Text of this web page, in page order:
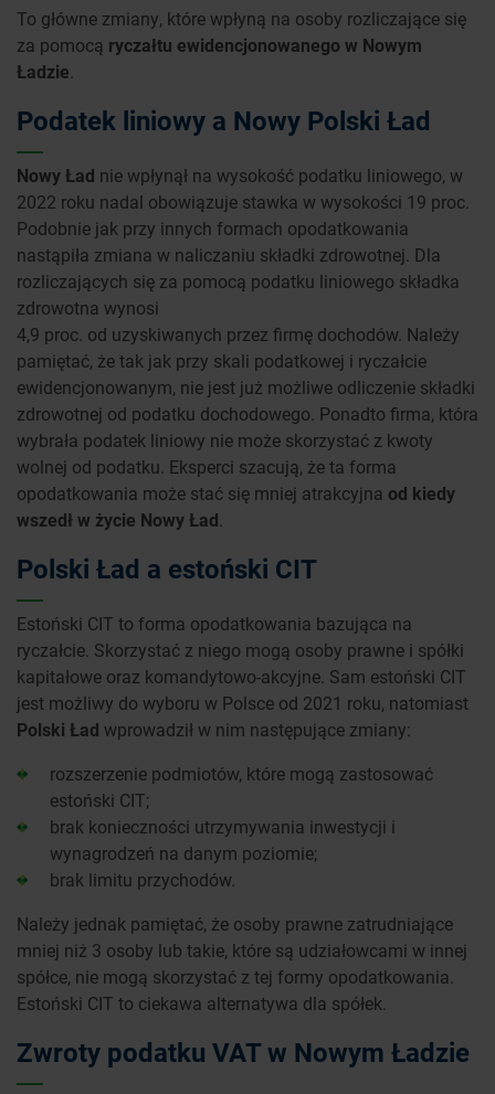
To główne zmiany, które wpłyną na osoby rozliczające się
za pomocą ryczałtu ewidencjonowanego w Nowym
Ładzie.
Podatek liniowy a Nowy Polski Ład
Nowy Ład nie wpłynął na wysokość podatku liniowego, w
2022 roku nadal obowiązuje stawka w wysokości 19 proc.
Podobnie jak przy innych formach opodatkowania
nastąpiła zmiana w naliczaniu składki zdrowotnej. Dla
rozliczających się za pomocą podatku liniowego składka
zdrowotna wynosi
4,9 proc. od uzyskiwanych przez firmę dochodów. Należy
pamiętać, że tak jak przy skali podatkowej i ryczałcie
ewidencjonowanym, nie jest już możliwe odliczenie składki
zdrowotnej od podatku dochodowego. Ponadto firma, która
wybrała podatek liniowy nie może skorzystać z kwoty
wolnej od podatku. Eksperci szacują, że ta forma
opodatkowania może stać się mniej atrakcyjna od kiedy
wszedł w życie Nowy Ład.
Polski Ład a estoński CIT
Estoński CIT to forma opodatkowania bazująca na
ryczałcie. Skorzystać z niego mogą osoby prawne i spółki
kapitałowe oraz komandytowo-akcyjne. Sam estoński CIT
jest możliwy do wyboru w Polsce od 2021 roku, natomiast
Polski Ład wprowadził w nim następujące zmiany:
rozszerzenie podmiotów, które mogą zastosować
estoński CIT;
brak konieczności utrzymywania inwestycji i
wynagrodzeń na danym poziomie;
brak limitu przychodów.
Należy jednak pamiętać, że osoby prawne zatrudniające
mniej niż 3 osoby lub takie, które są udziałowcami w innej
spółce, nie mogą skorzystać z tej formy opodatkowania.
Estoński CIT to ciekawa alternatywa dla spółek.
Zwroty podatku VAT w Nowym Ładzie